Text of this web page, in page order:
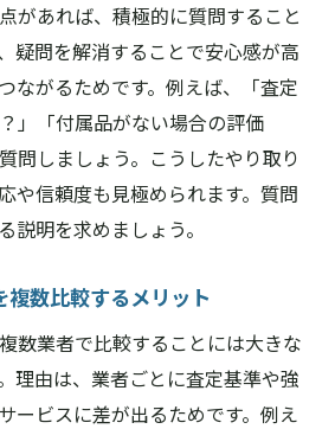
があれば、積極的に質問すること
疑問を解消することで安心感が高
ながるためです。例えば、「査定
」「付属品がない場合の評価
問しましょう。こうしたやり取り
や信頼度も見極められます。質問
説明を求めましょう。
数比較するメリット
数業者で比較することには大きな
理由は、業者ごとに査定基準や強
ービスに差が出るためです。例え